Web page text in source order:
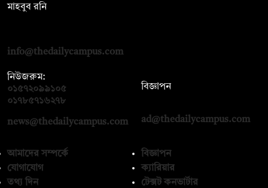
মাহবুব রনি
info@thedailycampus.com
নিউজরুম:
০১৫৭২০৯৯১০৫
০১৭৮৫৭১৬২৭৮
news@thedailycampus.com
বিজ্ঞাপন
ad@thedailycampus.com
আমাদের সম্পর্কে
যোগাযোগ
তথ্য দিন
বিজ্ঞাপন
ক্যারিয়ার
টেক্সট কনভার্টার